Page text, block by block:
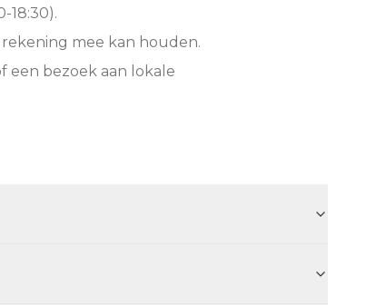
18:30).
mee kan houden.
een bezoek aan lokale